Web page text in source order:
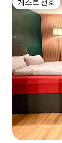
게스트 선호
게스트 선호